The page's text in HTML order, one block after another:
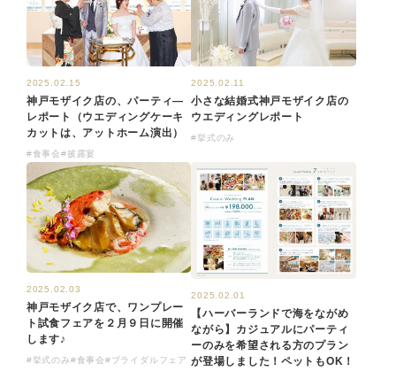
2025.02.15
神戸モザイク店の、パーティ―
レポート（ウエディングケーキ
カットは、アットホーム演出）
#食事会#披露宴
2025.02.11
小さな結婚式神戸モザイク店の
ウエディングレポート
#挙式のみ
2025.02.03
神戸モザイク店で、ワンプレー
ト試食フェアを２月９日に開催
します♪
#挙式のみ#食事会#ブライダルフェア
2025.02.01
【ハーバーランドで海をながめ
ながら】カジュアルにパーティ
ーのみを希望される方のプラン
が登場しました！ペットもOK！